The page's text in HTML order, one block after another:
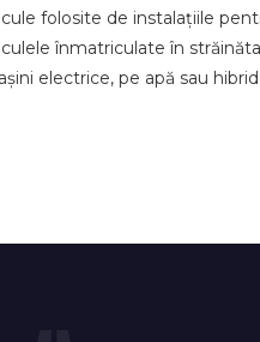
folosite de instalațiile
înmatriculate în
electrice, pe apă sau